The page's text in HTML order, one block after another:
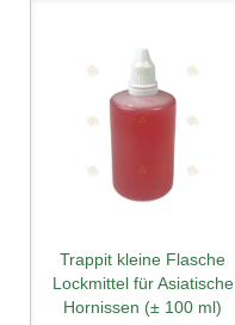
Trappit kleine Flasche
Lockmittel für Asiatische
Hornissen (± 100 ml)